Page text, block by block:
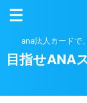
ana法人カードで
目指せANA